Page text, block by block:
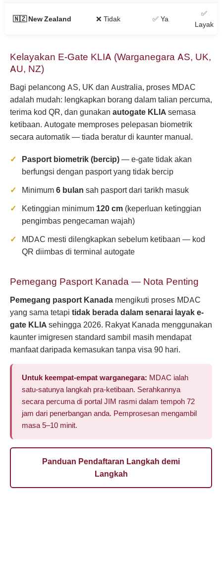
🇳🇿 New Zealand ❌ Tidak ✅ Ya
✅
Layak
Kelayakan E-Gate KLIA (Warganegara AS, UK,
AU, NZ)
Bagi pelancong AS, UK dan Australia, proses MDAC
adalah mudah: lengkapkan borang dalam talian percuma,
terima kod QR, dan gunakan autogate KLIAsemasa
ketibaan. Autogate memproses pelepasan biometrik
secara automatik — tiada beratur di kaunter manual.
Pasport biometrik (bercip)— e-gate tidak akan
berfungsi dengan pasport yang tidak bercip
Minimum6 bulan sah pasport dari tarikh masuk
Ketinggian minimum 120 cm (keperluan ketinggian
pengimbas pengecaman wajah)
MDAC mesti dilengkapkan sebelum ketibaan — kod
QR diimbas di terminal autogate
Pemegang Pasport Kanada — Nota Penting
Pemegang pasport Kanada mengikuti proses MDAC
yang sama tetapi tidak berada dalam senarai layak e-
gate KLIAsehingga 2026. Rakyat Kanada menggunakan
kaunter imigresen standard sambil masih mendapat
manfaat daripada kemasukan tanpa visa 90 hari.
Untuk keempat-empat warganegara: MDAC ialah
satu-satunya langkah pra-ketibaan. Serahkannya
secara percuma di portal JIM rasmi dalam tempoh 72
jam dari penerbangan anda. Pemprosesan mengambil
masa 5–10 minit.
Panduan Pendaftaran Langkah demi
Langkah